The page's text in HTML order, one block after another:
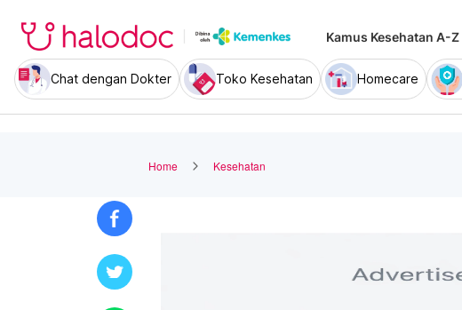
Kamus Kesehatan A-Z
Chat dengan Dokter Toko Kesehatan Homecare
Home Kesehatan